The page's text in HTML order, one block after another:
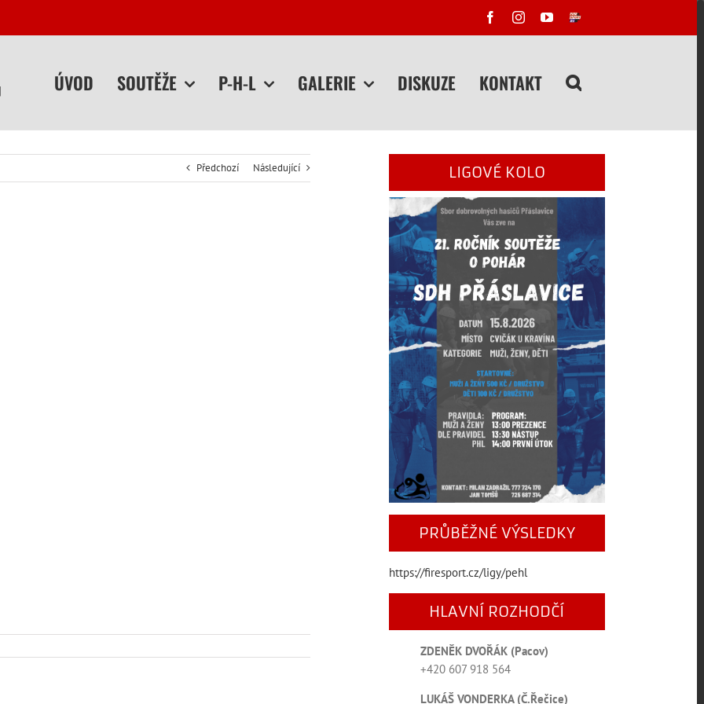
FacebookInstagramYouTube
FIRESPORT
ÚVOD SOUTĚŽE P-H-L GALERIE DISKUZE KONTAKT
Předchozí Následující LIGOVÉ KOLO
PRŮBĚŽNÉ VÝSLEDKY
https://firesport.cz/ligy/pehl
HLAVNÍ ROZHODČÍ
ZDENĚK DVOŘÁK (Pacov)
+420 ‭607 918 564‬
LUKÁŠ VONDERKA (Č.Řečice)